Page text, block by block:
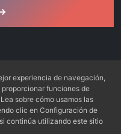
derechos reservados
experiencia de navegación,
funciones de
sobre cómo usamos las
clic en Configuración de
continúa utilizando este sitio